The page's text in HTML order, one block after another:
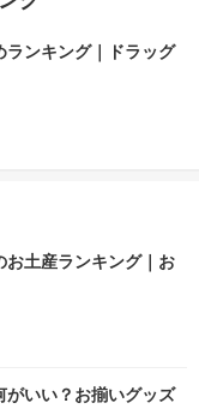
ランキング｜ドラッグ
お土産ランキング｜お
がいい？お揃いグッズ